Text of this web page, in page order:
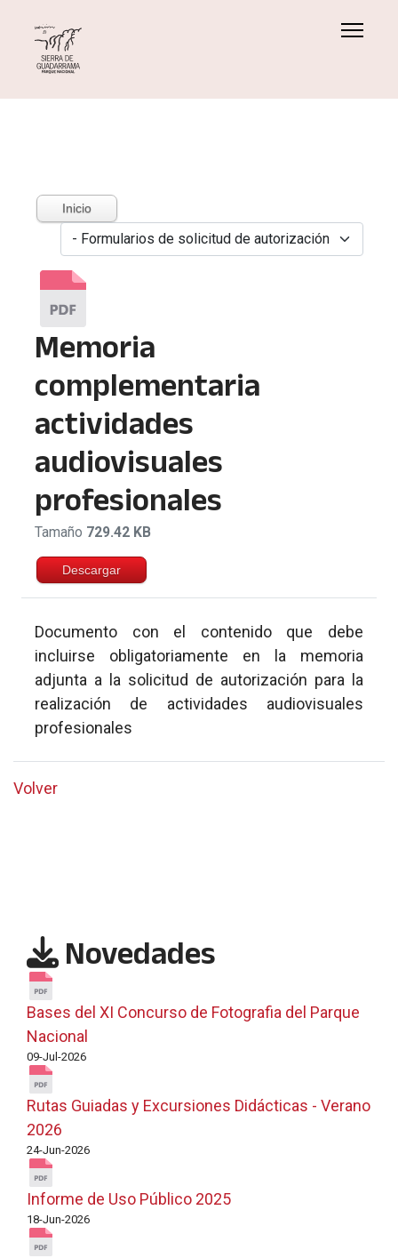
Inicio
Memoria
complementaria
actividades
audiovisuales
profesionales
Tamaño 729.42 KB
Descargar
Documento con el contenido que debe
incluirse obligatoriamente en la memoria
adjunta a la solicitud de autorización para la
realización de actividades audiovisuales
profesionales
Volver
Novedades
Bases del XI Concurso de Fotografia del Parque
Nacional
09-Jul-2026
Rutas Guiadas y Excursiones Didácticas - Verano
2026
24-Jun-2026
Informe de Uso Público 2025
18-Jun-2026